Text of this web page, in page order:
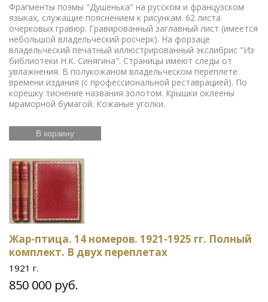
Фрагменты поэмы "Душенька" на русском и французском
языках, служащие пояснением к рисункам. 62 листа
очерковых гравюр. Гравированный заглавный лист (имеется
небольшой владельческий росчерк). На форзаце
владельческий печатный иллюстрированный экслибрис "Из
библиотеки Н.К. Синягина". Страницы имеют следы от
увлажнения. В полукожаном владельческом переплете
времени издания (с профессиональной реставрацией). По
корешку тиснение названия золотом. Крышки оклеены
мраморной бумагой. Кожаные уголки.
В корзину
Жар-птица. 14 номеров. 1921-1925 гг. Полный
комплект. В двух переплетах
1921 г.
850 000 руб.